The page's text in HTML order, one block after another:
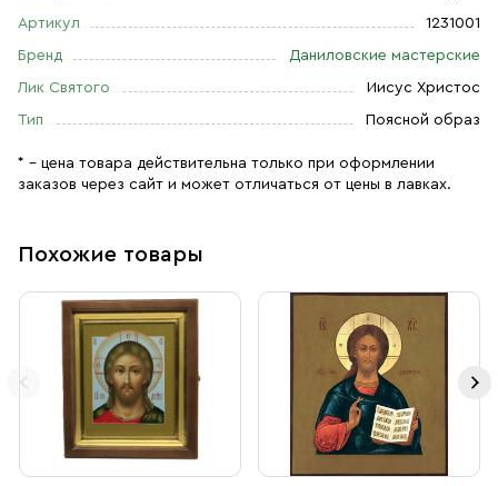
Артикул 1231001
Бренд Даниловские мастерские
Лик Святого Иисус Христос
Тип Поясной образ
* – цена товара действительна только при оформлении
заказов через сайт и может отличаться от цены в лавках.
Похожие товары